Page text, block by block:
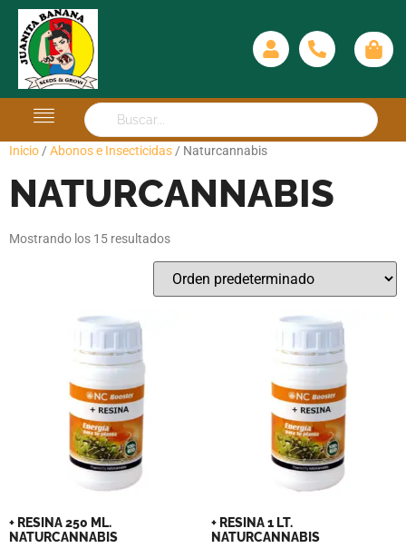
Inicio/ Abonos e Insecticidas/ Naturcannabis
NATURCANNABIS
Mostrando los 15 resultados
+ RESINA 250 ML.
NATURCANNABIS
+ RESINA 1 LT.
NATURCANNABIS